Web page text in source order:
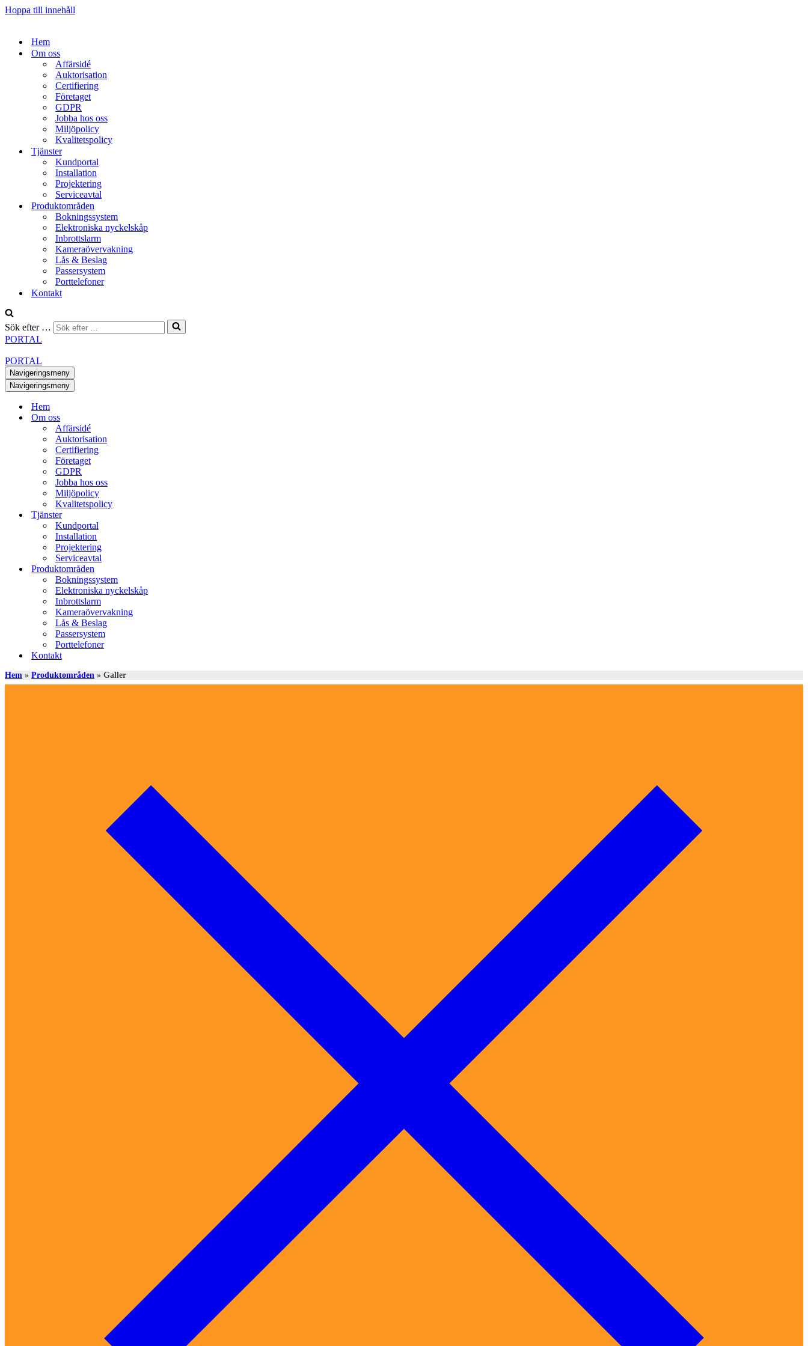
Hoppa till innehåll
Hem
Om oss
Affärsidé
Auktorisation
Certifiering
Företaget
GDPR
Jobba hos oss
Miljöpolicy
Kvalitetspolicy
Tjänster
Kundportal
Installation
Projektering
Serviceavtal
Produktområden
Bokningssystem
Elektroniska nyckelskåp
Inbrottslarm
Kameraövervakning
Lås & Beslag
Passersystem
Porttelefoner
Kontakt
Sök efter …
PORTAL
PORTAL
Navigeringsmeny
Navigeringsmeny
Hem
Om oss
Affärsidé
Auktorisation
Certifiering
Företaget
GDPR
Jobba hos oss
Miljöpolicy
Kvalitetspolicy
Tjänster
Kundportal
Installation
Projektering
Serviceavtal
Produktområden
Bokningssystem
Elektroniska nyckelskåp
Inbrottslarm
Kameraövervakning
Lås & Beslag
Passersystem
Porttelefoner
Kontakt
Hem » Produktområden » Galler